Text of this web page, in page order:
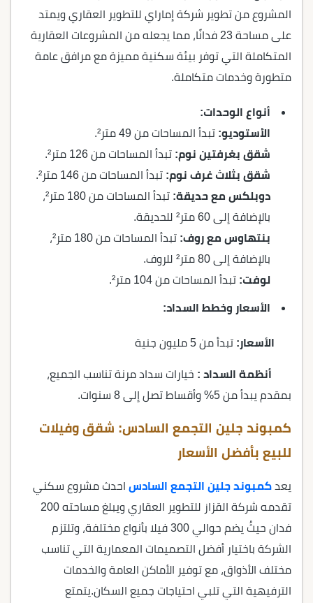
المشروع من تطوير شركة إماراي للتطوير العقاري ويمتد
على مساحة 23 فدانًا، مما يجعله من المشروعات العقارية
المتكاملة التي توفر بيئة سكنية مميزة مع مرافق عامة
متطورة وخدمات متكاملة.
أنواع الوحدات:
الأستوديو: تبدأ المساحات من 49 متر².
شقق بغرفتين نوم: تبدأ المساحات من 126 متر².
شقق بثلاث غرف نوم: تبدأ المساحات من 146 متر².
دوبلكس مع حديقة:
تبدأ المساحات من 180 متر²،
بالإضافة إلى 60 متر² للحديقة.
بنتهاوس مع روف:
تبدأ المساحات من 180 متر²،
بالإضافة إلى 80 متر² للروف.
لوفت: تبدأ المساحات من 104 متر².
الأسعار وخطط السداد:
الأسعار: تبدأ من 5 مليون جنية
أنظمة السداد : خيارات سداد مرنة تناسب الجميع،
بمقدم يبدأ من 5% وأقساط تصل إلى 8 سنوات.
كمبوند جلين التجمع السادس: شقق وفيلات
للبيع بأفضل الأسعار
يعد كمبوند جلين التجمع السادس احدث مشروع سكني
تقدمه شركة القزاز للتطوير العقاري ويبلغ مساحته 200
فدان حيثُ يضم حوالي 300 فيلا بأنواع مختلفة، وتلتزم
الشركة باختيار أفضل التصميمات المعمارية التي تناسب
مختلف الأذواق، مع توفير الأماكن العامة والخدمات
الترفيهية التي تلبي احتياجات جميع السكان.يتمتع